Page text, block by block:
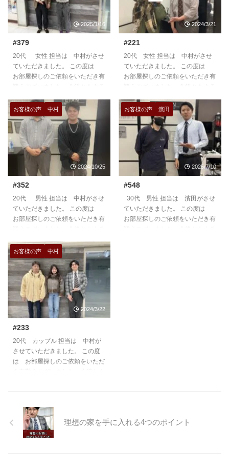
2025/1/16
#379
20代 女性 担当は 中村がさせ
ていただきました。 この度は
お部屋探しのご依頼をいただき有
https://teian-enh.com/staff006/
2024/3/21
#221
20代 女性 担当は 中村がさせ
ていただきました。 この度は
お部屋探しのご依頼をいただき有
https://teian-enh.com/staff006/
お客様の声 中村
2024/10/25
#352
20代 男性 担当は 中村がさせ
ていただきました。 この度は
お部屋探しのご依頼をいただき有
https://teian-enh.com/staff006/
お客様の声 濱田
2025/7/10
#548
30代 男性 担当は 濱田がさせ
ていただきました。 この度は
お部屋探しのご依頼をいただき有
お客様の声 中村
2024/3/22
#233
20代 カップル 担当は 中村が
させていただきました。 この度
は お部屋探しのご依頼をいただ
理想の家を手に入れる4つのポイント